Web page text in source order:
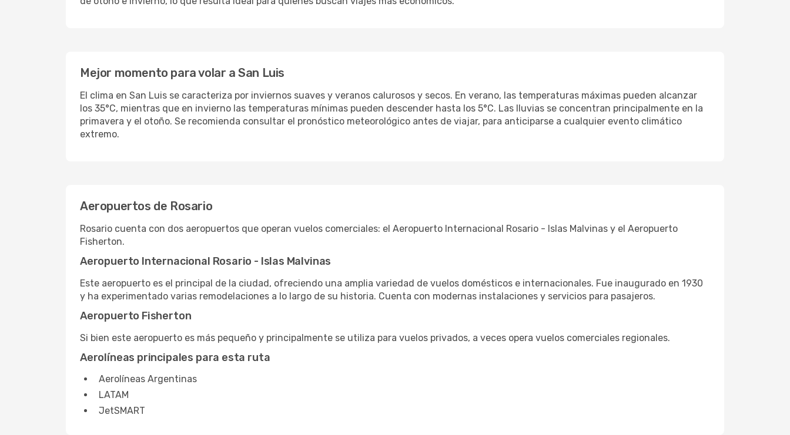
Mejor momento para volar a San Luis
El clima en San Luis se caracteriza por inviernos suaves y veranos calurosos y secos. En verano, las temperaturas máximas pueden alcanzar
los 35°C, mientras que en invierno las temperaturas mínimas pueden descender hasta los 5°C. Las lluvias se concentran principalmente en la
primavera y el otoño. Se recomienda consultar el pronóstico meteorológico antes de viajar, para anticiparse a cualquier evento climático
extremo.
Aeropuertos de Rosario
Rosario cuenta con dos aeropuertos que operan vuelos comerciales: el Aeropuerto Internacional Rosario - Islas Malvinas y el Aeropuerto
Fisherton.
Aeropuerto Internacional Rosario - Islas Malvinas
Este aeropuerto es el principal de la ciudad, ofreciendo una amplia variedad de vuelos domésticos e internacionales. Fue inaugurado en 1930
y ha experimentado varias remodelaciones a lo largo de su historia. Cuenta con modernas instalaciones y servicios para pasajeros.
Aeropuerto Fisherton
Si bien este aeropuerto es más pequeño y principalmente se utiliza para vuelos privados, a veces opera vuelos comerciales regionales.
Aerolíneas principales para esta ruta
Aerolíneas Argentinas
LATAM
JetSMART